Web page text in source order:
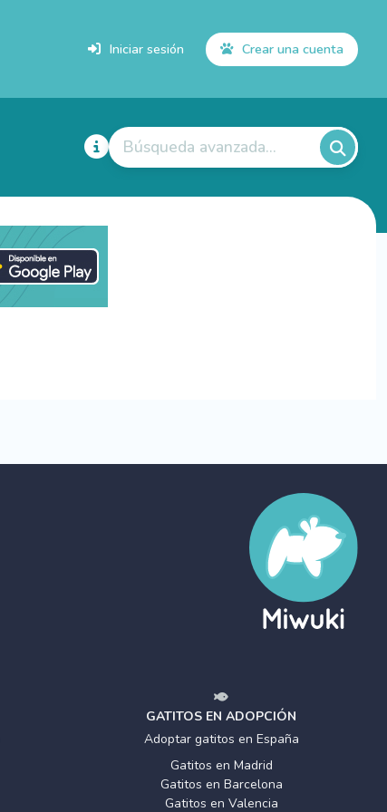
Iniciar sesión Crear una cuenta
Búsqueda avanzada...
GATITOS EN ADOPCIÓN
Adoptar gatitos en España
Gatitos en Madrid
Gatitos en Barcelona
Gatitos en Valencia